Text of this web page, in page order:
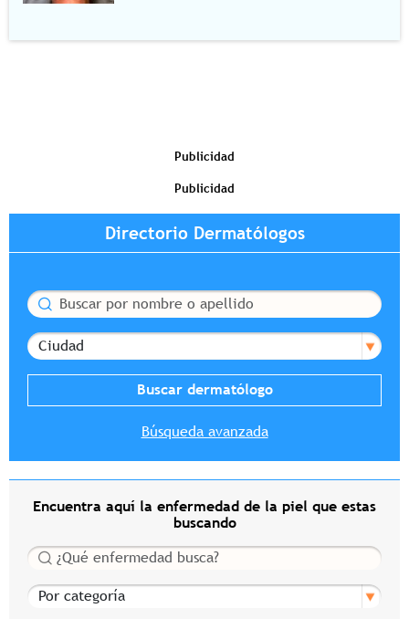
Publicidad
Publicidad
Directorio Dermatólogos
Buscar
Ciudad
Búsqueda avanzada
Encuentra aquí la enfermedad de la piel que estas
buscando
Buscar
Por categoría